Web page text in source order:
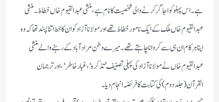
ہے۔ اس پہلو کو اجاگر کرنے والی شخصیت کا نام ہے، منشی عبدالقیوم خاں خطاط۔ منشی
عبدالقیوم خاں ملک کے ایک نامور خطاط تھے اور مولانا آزاد کو ان کا خط اتنا پسند تھا کہ وہ
اپنا ہرکام ان ہی سے کروانا چاہتے تھے۔میرے وطن مرادآبادکے رہنے والے منشی
عبدالقیوم خاں نے مولانا آزاد کی پہلی تصنیف’تذکرہ‘، غبارخاطر‘، اور ترجمان
القرآن(جلددوم) کی کتابت کا فریضہ انجام دیا۔